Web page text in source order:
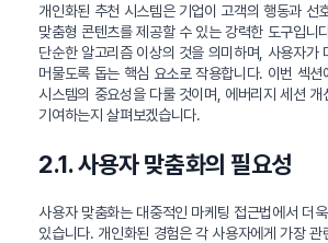
개인화된 추천 시스템은 기업이 고객의 행동과 선
맞춤형 콘텐츠를 제공할 수 있는 강력한 도구입니
단순한 알고리즘 이상의 것을 의미하며, 사용자가
머물도록 돕는 핵심 요소로 작용합니다. 이번 섹션
시스템의 중요성을 다룰 것이며, 에버리지 세션 개
기여하는지 살펴보겠습니다.
2.1. 사용자 맞춤화의 필요성
사용자 맞춤화는 대중적인 마케팅 접근법에서 더
있습니다. 개인화된 경험은 각 사용자에게 가장 관